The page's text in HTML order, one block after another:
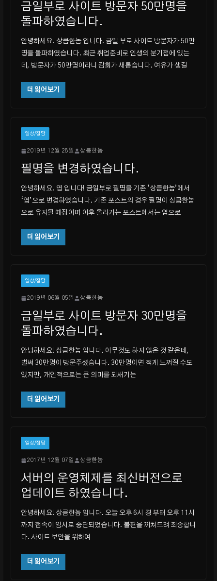
금일부로 사이트 방문자 50만명을
돌파하였습니다.
안녕하세요. 상큼한놈 입니다. 금일 부로 사이트 방문자가 50만
명을 돌파하였습니다. 최근 취업준비로 인생의 분기점에 있는
데, 방문자가 50만명이라니 감회가 새롭습니다. 여유가 생길
더 읽어보기
일상/잡담
2019년 12월 28일 상큼한놈
필명을 변경하였습니다.
안녕하세요. 엽 입니다! 금일부로 필명을 기존 ‘상큼한놈’에서
‘엽’으로 변경하였습니다. 기존 포스트의 경우 필명이 상큼한놈
으로 유지될 예정이며 이후 올라가는 포스트에서는 엽으로
더 읽어보기
일상/잡담
2019년 06월 05일 상큼한놈
금일부로 사이트 방문자 30만명을
돌파하였습니다.
안녕하세요! 상큼한놈 입니다. 아무것도 하지 않은 것 같은데,
벌써 30만명이 방문주셨습니다. 30만명이면 적게 느껴질 수도
있지만, 개인적으로는 큰 의미를 되새기는
더 읽어보기
일상/잡담
2017년 12월 07일 상큼한놈
서버의 운영체제를 최신버전으로
업데이트 하였습니다.
안녕하세요! 상큼한놈 입니다. 오늘 오후 6시 경 부터 오후 11시
까지 접속이 임시로 중단되었습니다. 불편을 끼쳐드려 죄송합니
다. 사이트 보안을 위하여
더 읽어보기